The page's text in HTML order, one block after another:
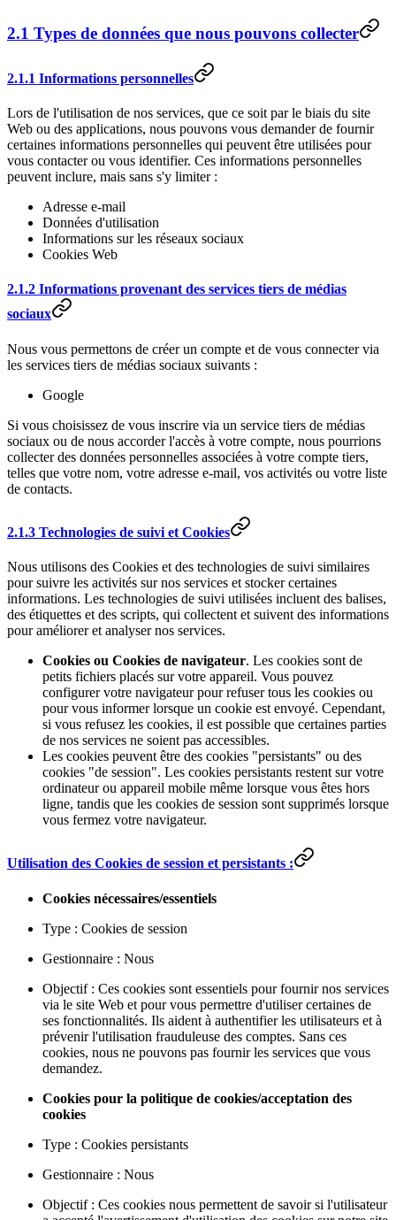
2.1 Types de données que nous pouvons collecter
2.1.1 Informations personnelles
Lors de l'utilisation de nos services, que ce soit par le biais du site
Web ou des applications, nous pouvons vous demander de fournir
certaines informations personnelles qui peuvent être utilisées pour
vous contacter ou vous identifier. Ces informations personnelles
peuvent inclure, mais sans s'y limiter :
Adresse e-mail
Données d'utilisation
Informations sur les réseaux sociaux
Cookies Web
2.1.2 Informations provenant des services tiers de médias
sociaux
Nous vous permettons de créer un compte et de vous connecter via
les services tiers de médias sociaux suivants :
Google
Si vous choisissez de vous inscrire via un service tiers de médias
sociaux ou de nous accorder l'accès à votre compte, nous pourrions
collecter des données personnelles associées à votre compte tiers,
telles que votre nom, votre adresse e-mail, vos activités ou votre liste
de contacts.
2.1.3 Technologies de suivi et Cookies
Nous utilisons des Cookies et des technologies de suivi similaires
pour suivre les activités sur nos services et stocker certaines
informations. Les technologies de suivi utilisées incluent des balises,
des étiquettes et des scripts, qui collectent et suivent des informations
pour améliorer et analyser nos services.
Cookies ou Cookies de navigateur. Les cookies sont de
petits fichiers placés sur votre appareil. Vous pouvez
configurer votre navigateur pour refuser tous les cookies ou
pour vous informer lorsque un cookie est envoyé. Cependant,
si vous refusez les cookies, il est possible que certaines parties
de nos services ne soient pas accessibles.
Les cookies peuvent être des cookies "persistants" ou des
cookies "de session". Les cookies persistants restent sur votre
ordinateur ou appareil mobile même lorsque vous êtes hors
ligne, tandis que les cookies de session sont supprimés lorsque
vous fermez votre navigateur.
Utilisation des Cookies de session et persistants :
Cookies nécessaires/essentiels
Type : Cookies de session
Gestionnaire : Nous
Objectif : Ces cookies sont essentiels pour fournir nos services
via le site Web et pour vous permettre d'utiliser certaines de
ses fonctionnalités. Ils aident à authentifier les utilisateurs et à
prévenir l'utilisation frauduleuse des comptes. Sans ces
cookies, nous ne pouvons pas fournir les services que vous
demandez.
Cookies pour la politique de cookies/acceptation des
cookies
Type : Cookies persistants
Gestionnaire : Nous
Objectif : Ces cookies nous permettent de savoir si l'utilisateur